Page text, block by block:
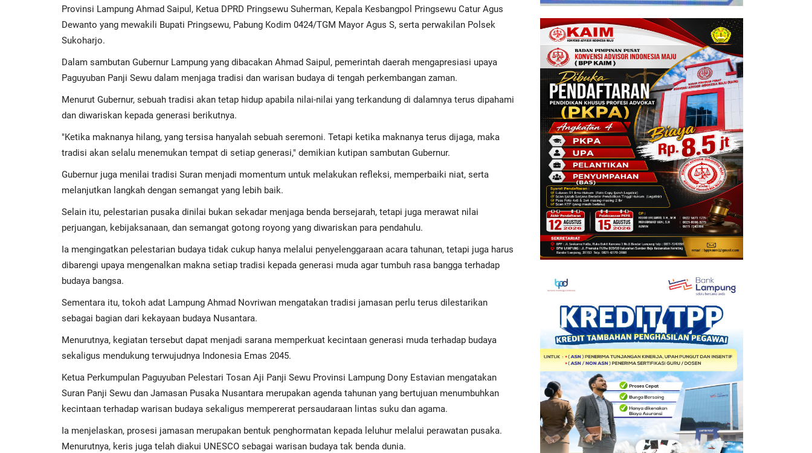
Provinsi Lampung Ahmad Saipul, Ketua DPRD Pringsewu Suherman, Kepala Kesbangpol Pringsewu Catur Agus
Dewanto yang mewakili Bupati Pringsewu, Pabung Kodim 0424/TGM Mayor Agus S, serta perwakilan Polsek
Sukoharjo.
Dalam sambutan Gubernur Lampung yang dibacakan Ahmad Saipul, pemerintah daerah mengapresiasi upaya
Paguyuban Panji Sewu dalam menjaga tradisi dan warisan budaya di tengah perkembangan zaman.
Menurut Gubernur, sebuah tradisi akan tetap hidup apabila nilai-nilai yang terkandung di dalamnya terus dipahami
dan diwariskan kepada generasi berikutnya.
"Ketika maknanya hilang, yang tersisa hanyalah sebuah seremoni. Tetapi ketika maknanya terus dijaga, maka
tradisi akan selalu menemukan tempat di setiap generasi," demikian kutipan sambutan Gubernur.
Gubernur juga menilai tradisi Suran menjadi momentum untuk melakukan refleksi, memperbaiki niat, serta
melanjutkan langkah dengan semangat yang lebih baik.
Selain itu, pelestarian pusaka dinilai bukan sekadar menjaga benda bersejarah, tetapi juga merawat nilai
perjuangan, kebijaksanaan, dan semangat gotong royong yang diwariskan para pendahulu.
Ia mengingatkan pelestarian budaya tidak cukup hanya melalui penyelenggaraan acara tahunan, tetapi juga harus
dibarengi upaya mengenalkan makna setiap tradisi kepada generasi muda agar tumbuh rasa bangga terhadap
budaya bangsa.
Sementara itu, tokoh adat Lampung Ahmad Novriwan mengatakan tradisi jamasan perlu terus dilestarikan
sebagai bagian dari kekayaan budaya Nusantara.
Menurutnya, kegiatan tersebut dapat menjadi sarana memperkuat kecintaan generasi muda terhadap budaya
sekaligus mendukung terwujudnya Indonesia Emas 2045.
Ketua Perkumpulan Paguyuban Pelestari Tosan Aji Panji Sewu Provinsi Lampung Dony Estavian mengatakan
Suran Panji Sewu dan Jamasan Pusaka Nusantara merupakan agenda tahunan yang bertujuan menumbuhkan
kecintaan terhadap warisan budaya sekaligus mempererat persaudaraan lintas suku dan agama.
Ia menjelaskan, prosesi jamasan merupakan bentuk penghormatan kepada leluhur melalui perawatan pusaka.
Menurutnya, keris juga telah diakui UNESCO sebagai warisan budaya tak benda dunia.